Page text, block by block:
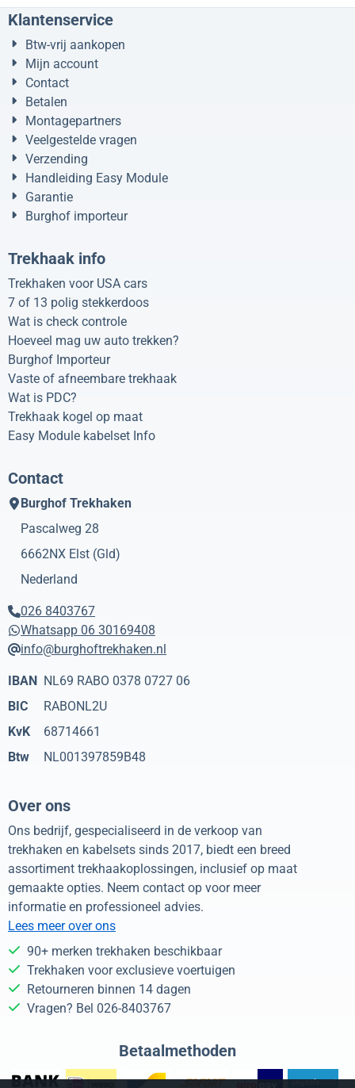
Klantenservice
Btw-vrij aankopen
Mijn account
Contact
Betalen
Montagepartners
Veelgestelde vragen
Verzending
Handleiding Easy Module
Garantie
Burghof importeur
Trekhaak info
Trekhaken voor USA cars
7 of 13 polig stekkerdoos
Wat is check controle
Hoeveel mag uw auto trekken?
Burghof Importeur
Vaste of afneembare trekhaak
Wat is PDC?
Trekhaak kogel op maat
Easy Module kabelset Info
Contact
Burghof Trekhaken
Pascalweg 28
6662NX Elst (Gld)
Nederland
026 8403767
Whatsapp 06 30169408
info@burghoftrekhaken.nl
IBAN NL69 RABO 0378 0727 06
BIC
RABONL2U
KvK
68714661
Btw
NL001397859B48
Over ons
Ons bedrijf, gespecialiseerd in de verkoop van
trekhaken en kabelsets sinds 2017, biedt een breed
assortiment trekhaakoplossingen, inclusief op maat
gemaakte opties. Neem contact op voor meer
informatie en professioneel advies.
Lees meer over ons
90+ merken trekhaken beschikbaar
Trekhaken voor exclusieve voertuigen
Retourneren binnen 14 dagen
Vragen? Bel 026-8403767
Betaalmethoden